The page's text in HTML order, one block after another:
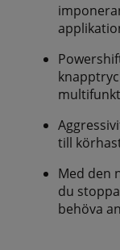
till
Med den
du
behöva